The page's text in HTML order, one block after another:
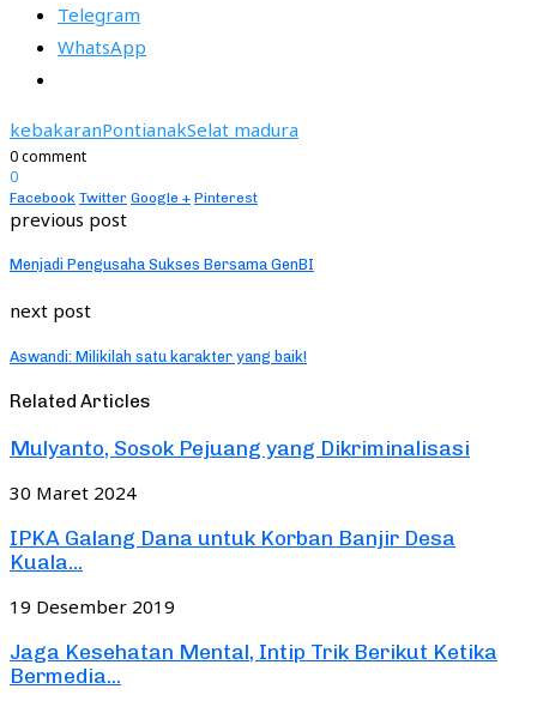
Telegram
WhatsApp
kebakaranPontianakSelat madura
0 comment
0
Facebook Twitter Google + Pinterest
previous post
Menjadi Pengusaha Sukses Bersama GenBI
next post
Aswandi: Milikilah satu karakter yang baik!
Related Articles
Mulyanto, Sosok Pejuang yang Dikriminalisasi
30 Maret 2024
IPKA Galang Dana untuk Korban Banjir Desa
Kuala...
19 Desember 2019
Jaga Kesehatan Mental, Intip Trik Berikut Ketika
Bermedia...